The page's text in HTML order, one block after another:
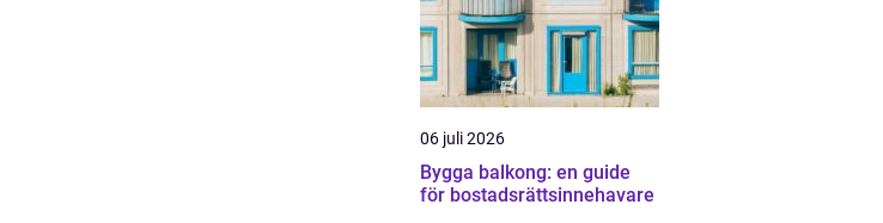
06 juli 2026
Bygga balkong: en guide
för bostadsrättsinnehavare